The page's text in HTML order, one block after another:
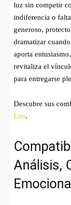
luz sin competir
indiferencia o
generoso,
dramatizar
aporta
revitaliza el
para entregarse
Descubre sus
Leo.
Análisis,
Emocional